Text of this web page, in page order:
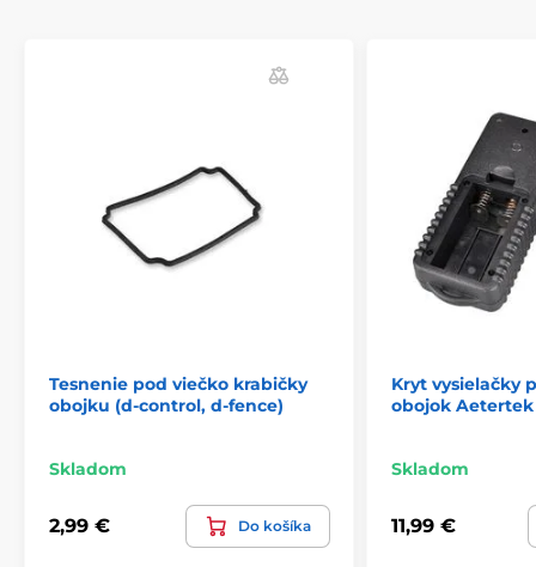
Tesnenie pod viečko krabičky
obojku (d-control, d-fence)
Skladom
2,99 € Do košíka
Kryt vysielačky
obojok Aetertek
Skladom
11,99 €